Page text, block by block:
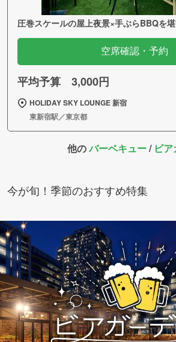
圧巻スケールの屋上夜景×手ぶらBBQを
空席確認・予約
平均予算 3,000円
HOLIDAY SKY LOUNGE 新宿
東新宿駅／東京都
他のバーベキュー/ ビ
今が旬！季節のおすすめ特集